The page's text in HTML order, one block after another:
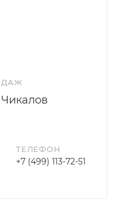
ТЕЛЕФОН
+7 (499) 113-72-51